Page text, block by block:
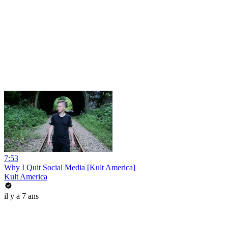
7:53
Why I Quit Social Media [Kult America]
Kult America
il y a 7 ans